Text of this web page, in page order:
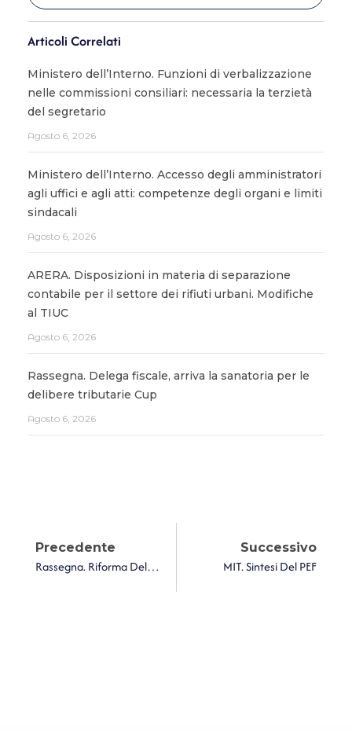
Articoli Correlati
Ministero dell’Interno. Funzioni di verbalizzazione
nelle commissioni consiliari: necessaria la terzietà
del segretario
Agosto 6, 2026
Ministero dell’Interno. Accesso degli amministratori
agli uffici e agli atti: competenze degli organi e limiti
sindacali
Agosto 6, 2026
ARERA. Disposizioni in materia di separazione
contabile per il settore dei rifiuti urbani. Modifiche
al TIUC
Agosto 6, 2026
Rassegna. Delega fiscale, arriva la sanatoria per le
delibere tributarie Cup
Agosto 6, 2026
Precedente
Rassegna. Riforma Del Fisco Locale, Ecco I Testi Definitivi – Rottamazione Anche Per Le Camere Di Commercio
Successivo
MIT. Sintesi Del PEF